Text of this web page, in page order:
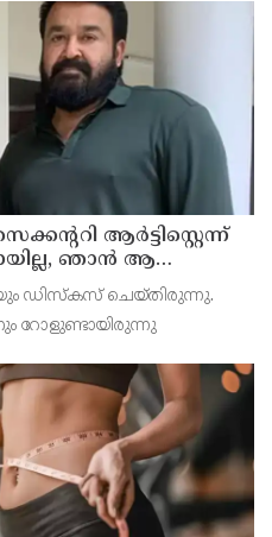
ഹാർബർ ലൈൻ പാതയ
ആര്‍ട്ടിസ്റ്റെന്ന്
ഞാന്‍ ആ
വെളിപ്പെടുത്തി ജൂഡ്
ഡിസ്‌കസ് ചെയ്തിരുന്നു.
റോളുണ്ടായിരുന്നു